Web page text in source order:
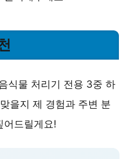
식물 처리기 전용 3중 하
을지 제 경험과 주변 분
어드릴게요!